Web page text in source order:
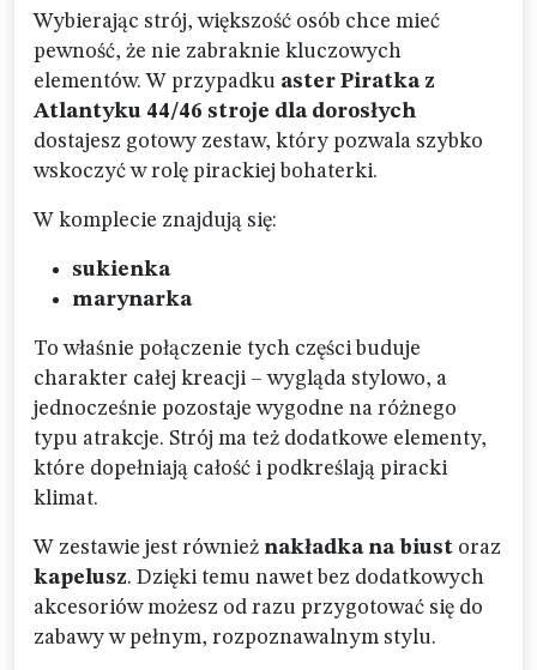
Wybierając strój, większość osób chce mieć
pewność, że nie zabraknie kluczowych
elementów. W przypadku aster Piratka z
Atlantyku 44/46 stroje dla dorosłych
dostajesz gotowy zestaw, który pozwala szybko
wskoczyć w rolę pirackiej bohaterki.
W komplecie znajdują się:
sukienka
marynarka
To właśnie połączenie tych części buduje
charakter całej kreacji – wygląda stylowo, a
jednocześnie pozostaje wygodne na różnego
typu atrakcje. Strój ma też dodatkowe elementy,
które dopełniają całość i podkreślają piracki
klimat.
W zestawie jest również nakładka na biust oraz
kapelusz. Dzięki temu nawet bez dodatkowych
akcesoriów możesz od razu przygotować się do
zabawy w pełnym, rozpoznawalnym stylu.